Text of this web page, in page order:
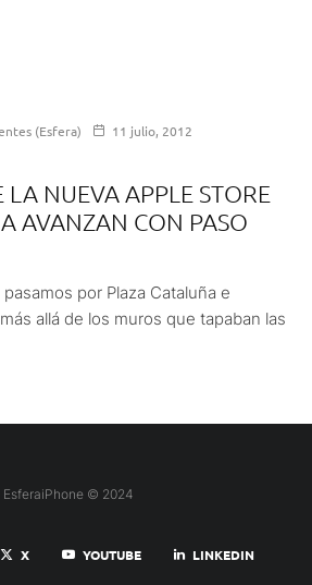
(Esfera)
11 julio, 2012
LA NUEVA APPLE STORE
AVANZAN CON PASO
por Plaza Cataluña e
allá de los muros que tapaban las
EsferaiPhone © 2024
X YOUTUBE LINKEDIN